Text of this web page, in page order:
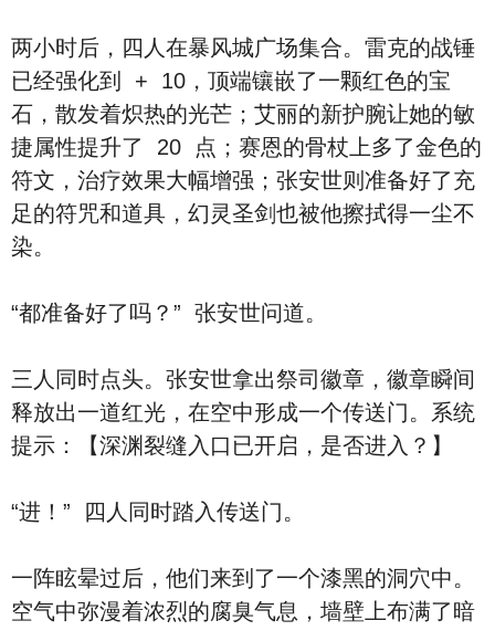
两小时后，四人在暴风城广场集合。雷克的战锤
已经强化到 + 10，顶端镶嵌了一颗红色的宝
石，散发着炽热的光芒；艾丽的新护腕让她的敏
捷属性提升了 20 点；赛恩的骨杖上多了金色的
符文，治疗效果大幅增强；张安世则准备好了充
足的符咒和道具，幻灵圣剑也被他擦拭得一尘不
染。
“都准备好了吗？” 张安世问道。
三人同时点头。张安世拿出祭司徽章，徽章瞬间
释放出一道红光，在空中形成一个传送门。系统
提示：【深渊裂缝入口已开启，是否进入？】
“进！” 四人同时踏入传送门。
一阵眩晕过后，他们来到了一个漆黑的洞穴中。
空气中弥漫着浓烈的腐臭气息，墙壁上布满了暗